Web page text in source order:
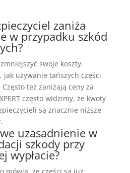
zaniża
w przypadku szkód
swoje koszty.
jak używanie tańszych części
też zaniżają ceny za
często widzimy, że kwoty
są znacznie niższe
uzasadnienie w
szkody przy
wypłacie?